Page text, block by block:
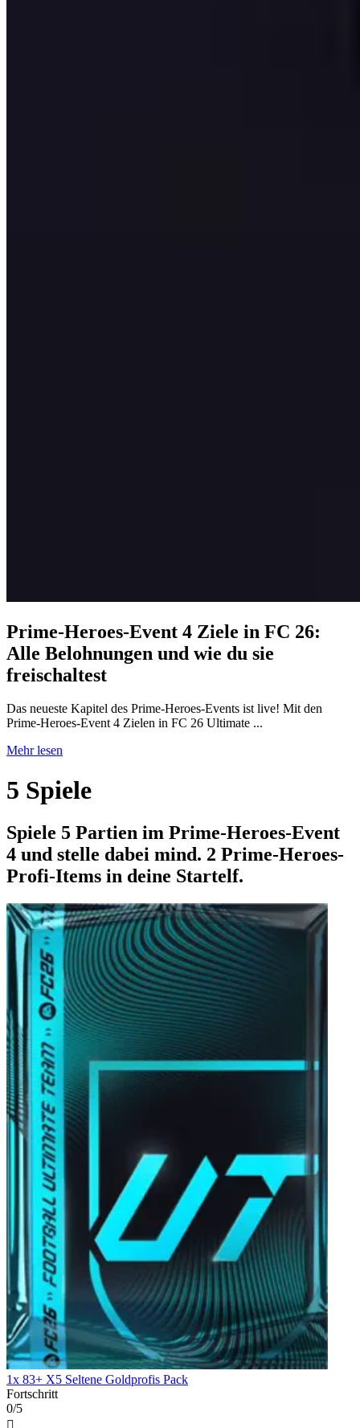
Prime-Heroes-Event 4 Ziele in FC 26:
Alle Belohnungen und wie du sie
freischaltest
Das neueste Kapitel des Prime-Heroes-Events ist live! Mit den
Prime-Heroes-Event 4 Zielen in FC 26 Ultimate ...
Mehr lesen
5 Spiele
Spiele 5 Partien im Prime-Heroes-Event
4 und stelle dabei mind. 2 Prime-Heroes-
Profi-Items in deine Startelf.
1x 83+ X5 Seltene Goldprofis Pack
Fortschritt
0/5